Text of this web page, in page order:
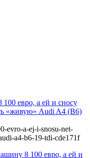
100 евро, а ей и сносу
«живую» Audi A4 (B6)
evro-a-ej-i-snosu-net-
a4-b6-19-tdi-cde171f
8 100 евро, а ей и